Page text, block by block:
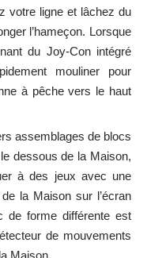
votre ligne et lâchez du
l’hameçon. Lorsque
du Joy-Con intégré
mouliner pour
à pêche vers le haut
assemblages de blocs
dessous de la Maison,
à des jeux avec une
la Maison sur l’écran
de forme différente est
de mouvements